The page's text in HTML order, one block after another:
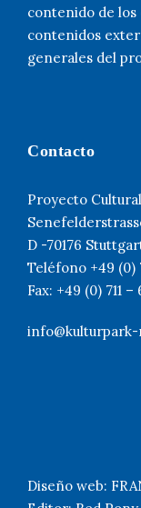
contenido de los
contenidos
generales del
Contacto
Proyecto
D -70176
Teléfono +49 (0)
Fax: +49 (0) 711 –
info@kulturpark-
Diseño web: